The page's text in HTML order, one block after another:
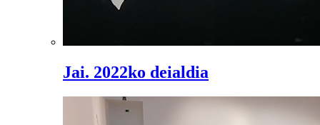
Jai. 2022ko deialdia